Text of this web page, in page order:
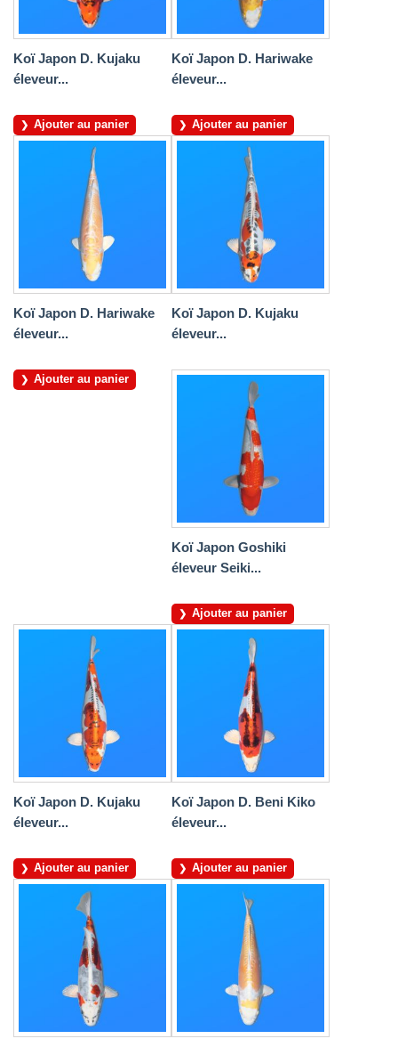
Koï Japon D. Kujaku
éleveur...
Ajouter au panier
Koï Japon D. Hariwake
éleveur...
Ajouter au panier
Koï Japon D. Hariwake
éleveur...
Ajouter au panier
Koï Japon D. Kujaku
éleveur...
Koï Japon Goshiki
éleveur Seiki...
Ajouter au panier
Koï Japon D. Kujaku
éleveur...
Ajouter au panier
Koï Japon D. Beni Kiko
éleveur...
Ajouter au panier